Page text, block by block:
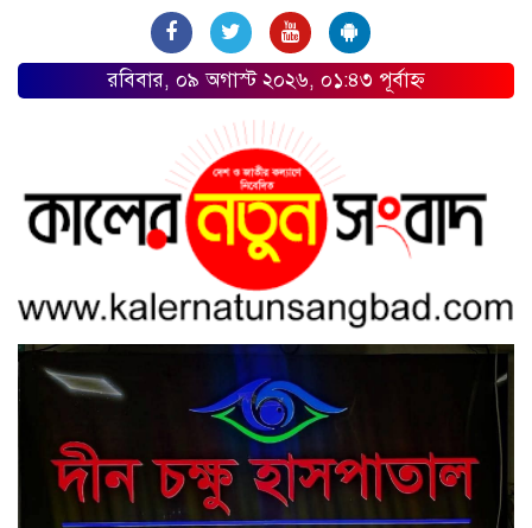
রবিবার, ০৯ অগাস্ট ২০২৬, ০১:৪৩ পূর্বাহ্ন